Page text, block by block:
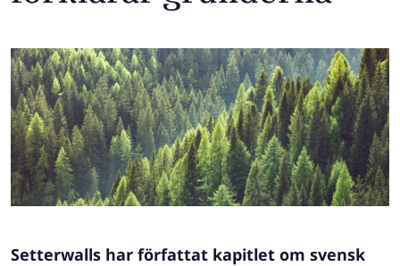
Setterwalls har författat kapitlet om svensk